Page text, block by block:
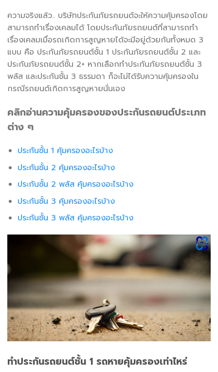
ความจริงแล้ว.. บริษัทประกันภัยรถยนต์จะให้ความคุ้มครองโดย
สามารถทำเรื่องเคลมได้ โดยประกันภัยรถยนต์ที่สามารถทำ
เรื่องเคลมเมื่อรถเกิดการสูญหายได้จะมีอยู่ด้วยกันทั้งหมด 3
แบบ คือ ประกันภัยรถยนต์ชั้น 1 ประกันภัยรถยนต์ชั้น 2 และ
ประกันภัยรถยนต์ชั้น 2+ หากเลือกทำประกันภัยรถยนต์ชั้น 3
พลัส และประกันชั้น 3 ธรรมดา ก็จะไม่ได้รับความคุ้มครองใน
กรณีรถยนต์เกิดการสูญหายนั่นเอง
คลิกอ่านความคุ้มครองของประกันรถยนต์ประเภท
ต่าง ๆ
ประกันชั้น 1 คุ้มครองอะไรบ้าง
ประกันชั้น 2 คุ้มครองอะไรบ้าง
ประกันชั้น 2 พลัส คุ้มครองอะไรบ้าง
ประกันชั้น 3 คุ้มครองอะไรบ้าง
ประกันชั้น 3 พลัส คุ้มครองอะไรบ้าง
ทำประกันรถยนต์ชั้น 1 รถหายคุ้มครองเท่าไหร่